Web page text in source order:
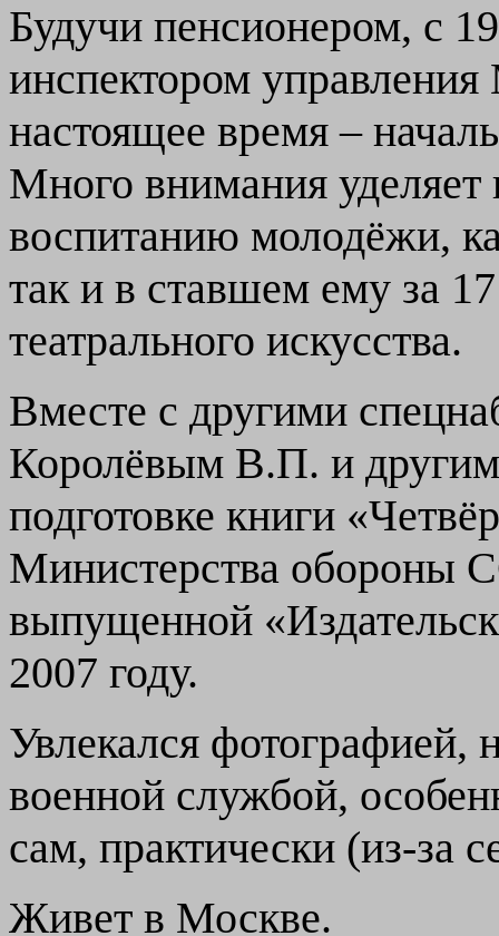
Будучи пенсионером, с
инспектором
настоящее время –
Много внимания уделяет
воспитанию молодёжи,
так и в ставшем ему за
театрального искусства.
Вместе с другими
Королёвым В.П. и
подготовке книги
Министерства обороны
выпущенной
2007 году.
Увлекался фотографией,
военной службой,
сам, практически (из-за
Живет в Москве.